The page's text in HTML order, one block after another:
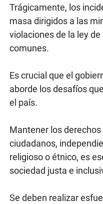
Trágicamente, los
masa dirigidos a las
violaciones de la ley
comunes.
Es crucial que el
aborde los desafíos
el país.
Mantener los
ciudadanos,
religioso o étnico, es
sociedad justa e
Se deben realizar